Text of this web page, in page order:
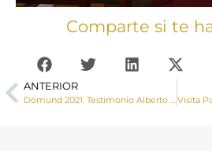
Comparte si te
ANTERIOR
Domund 2021. Testimonio Alberto Alcalde